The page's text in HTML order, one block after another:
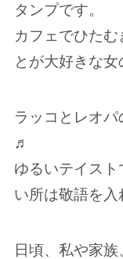
タンプです。
カフェでひた
とが大好きな
ラッコとレオ
♬
ゆるいテイス
い所は敬語を入
日頃、私や家